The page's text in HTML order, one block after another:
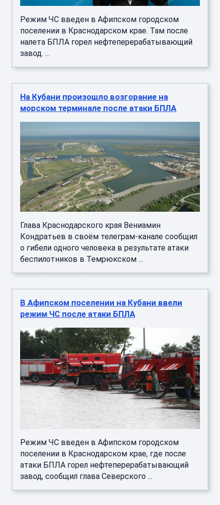
Режим ЧС введен в Афипском городском
поселении в Краснодарском крае. Там после
налета БПЛА горел нефтеперерабатывающий
завод. ...
На Кубани произошло возгорание на
морском терминале после атаки БПЛА
Глава Краснодарского края Вениамин
Кондратьев в своём телеграм-канале сообщил
о гибели одного человека в результате атаки
беспилотников в Темрюкском ...
В Афипском поселении на Кубани ввели
режим ЧС после атаки БПЛА
Режим ЧС введен в Афипском городском
поселении в Краснодарском крае, где после
атаки БПЛА горел нефтеперерабатывающий
завод, сообщил глава Северского ...